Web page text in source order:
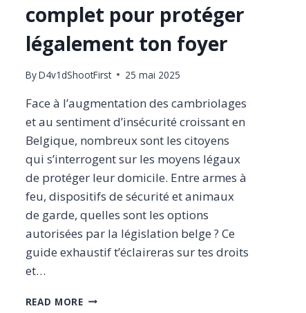
complet pour protéger
légalement ton foyer
ByD4v1dShootFirst 25 mai 2025
Face à l’augmentation des cambriolages
et au sentiment d’insécurité croissant en
Belgique, nombreux sont les citoyens
qui s’interrogent sur les moyens légaux
de protéger leur domicile. Entre armes à
feu, dispositifs de sécurité et animaux
de garde, quelles sont les options
autorisées par la législation belge ? Ce
guide exhaustif t’éclaireras sur tes droits
et…
READ MOREDÉFENSE